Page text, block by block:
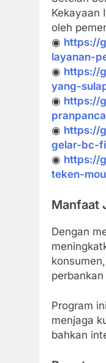
Kekayaan
oleh
◉ https://
layanan-
◉ https://
yang-
◉ https://
◉ https://
gelar-bc-
◉ https://
teken-
Manfaat
Dengan
Program
menjaga
bahkan